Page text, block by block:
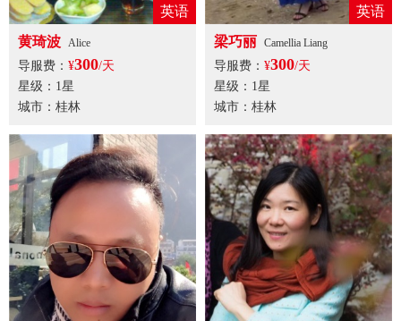
英语
黄琦波 Alice
导服费： ¥300/天
星级：1星
城市：桂林
英语
梁巧丽 Camellia Liang
导服费： ¥300/天
星级：1星
城市：桂林